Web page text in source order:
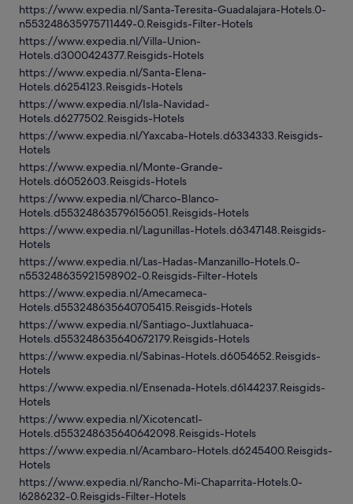
https://www.expedia.nl/Santa-Teresita-Guadalajara-Hotels.0-
n553248635975711449-0.Reisgids-Filter-Hotels
https://www.expedia.nl/Villa-Union-
Hotels.d3000424377.Reisgids-Hotels
https://www.expedia.nl/Santa-Elena-
Hotels.d6254123.Reisgids-Hotels
https://www.expedia.nl/Isla-Navidad-
Hotels.d6277502.Reisgids-Hotels
https://www.expedia.nl/Yaxcaba-Hotels.d6334333.Reisgids-
Hotels
https://www.expedia.nl/Monte-Grande-
Hotels.d6052603.Reisgids-Hotels
https://www.expedia.nl/Charco-Blanco-
Hotels.d553248635796156051.Reisgids-Hotels
https://www.expedia.nl/Lagunillas-Hotels.d6347148.Reisgids-
Hotels
https://www.expedia.nl/Las-Hadas-Manzanillo-Hotels.0-
n553248635921598902-0.Reisgids-Filter-Hotels
https://www.expedia.nl/Amecameca-
Hotels.d553248635640705415.Reisgids-Hotels
https://www.expedia.nl/Santiago-Juxtlahuaca-
Hotels.d553248635640672179.Reisgids-Hotels
https://www.expedia.nl/Sabinas-Hotels.d6054652.Reisgids-
Hotels
https://www.expedia.nl/Ensenada-Hotels.d6144237.Reisgids-
Hotels
https://www.expedia.nl/Xicotencatl-
Hotels.d553248635640642098.Reisgids-Hotels
https://www.expedia.nl/Acambaro-Hotels.d6245400.Reisgids-
Hotels
https://www.expedia.nl/Rancho-Mi-Chaparrita-Hotels.0-
l6286232-0.Reisgids-Filter-Hotels